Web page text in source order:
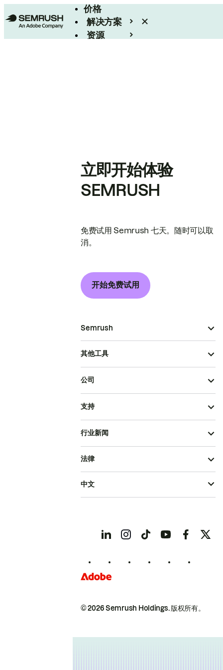
价格
解决方案
资源
立即开始体验
SEMRUSH
免费试用 Semrush 七天。随时可以取
消。
开始免费试用
Semrush
其他工具
公司
支持
行业新闻
© 2026 Semrush Holdings.版权所有。
法律
中文